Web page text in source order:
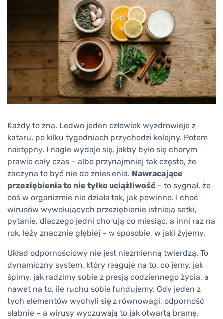
Każdy to zna. Ledwo jeden człowiek wyzdrowieje z
kataru, po kilku tygodniach przychodzi kolejny. Potem
następny. I nagle wydaje się, jakby było się chorym
prawie cały czas – albo przynajmniej tak często, że
zaczyna to być nie do zniesienia. Nawracające
przeziębienia to nie tylko uciążliwość – to sygnał, że
coś w organizmie nie działa tak, jak powinno. I choć
wirusów wywołujących przeziębienie istnieją setki,
pytanie, dlaczego jedni chorują co miesiąc, a inni raz na
rok, leży znacznie głębiej – w sposobie, w jaki żyjemy.
Układ odpornościowy nie jest niezmienną twierdzą. To
dynamiczny system, który reaguje na to, co jemy, jak
śpimy, jak radzimy sobie z presją codziennego życia, a
nawet na to, ile ruchu sobie fundujemy. Gdy jeden z
tych elementów wychyli się z równowagi, odporność
słabnie – a wirusy wyczuwają to jak otwartą bramę.